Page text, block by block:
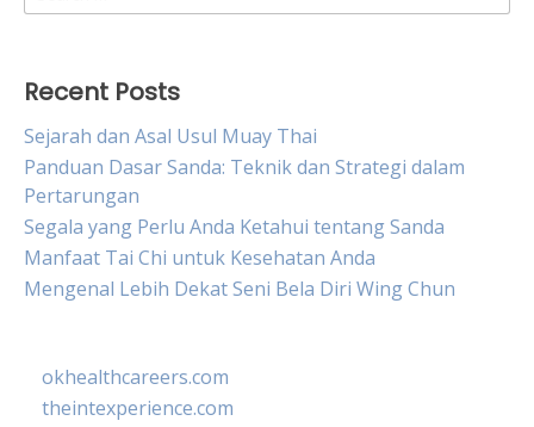
for:
Recent Posts
Sejarah dan Asal Usul Muay Thai
Panduan Dasar Sanda: Teknik dan Strategi dalam
Pertarungan
Segala yang Perlu Anda Ketahui tentang Sanda
Manfaat Tai Chi untuk Kesehatan Anda
Mengenal Lebih Dekat Seni Bela Diri Wing Chun
okhealthcareers.com
theintexperience.com